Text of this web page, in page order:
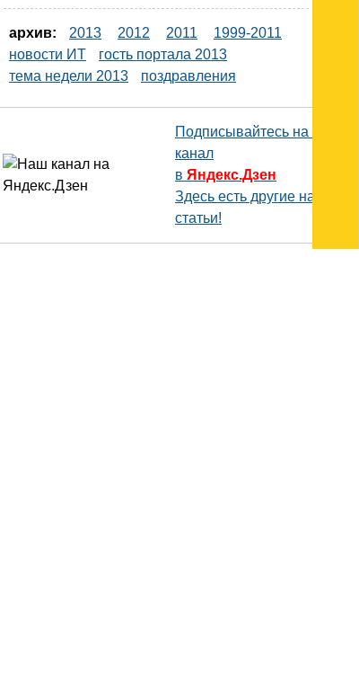
архив: 2013 2012 2011
1999-2011
новости ИТ
гость портала 2013
тема недели 2013
поздравления
Подписывайтесь на наш
канал
в Яндекс.Дзен
Здесь есть другие наши
статьи!